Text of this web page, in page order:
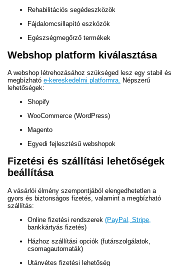
Rehabilitációs segédeszközök
Fájdalomcsillapító eszközök
Egészségmegőrző termékek
Webshop platform kiválasztása
A webshop létrehozásához szükséged lesz egy stabil és
megbízható e-kereskedelmi platformra. Népszerű
lehetőségek:
Shopify
WooCommerce (WordPress)
Magento
Egyedi fejlesztésű webshopok
Fizetési és szállítási lehetőségek
beállítása
A vásárlói élmény szempontjából elengedhetetlen a
gyors és biztonságos fizetés, valamint a megbízható
szállítás:
Online fizetési rendszerek (PayPal, Stripe,
bankkártyás fizetés)
Házhoz szállítási opciók (futárszolgálatok,
csomagautomaták)
Utánvétes fizetési lehetőség